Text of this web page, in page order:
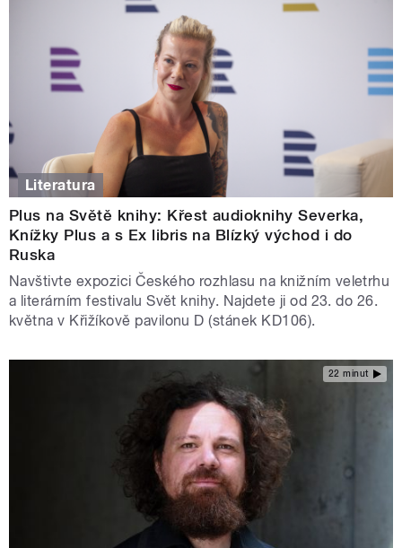
Literatura
Plus na Světě knihy: Křest audioknihy Severka,
Knížky Plus a s Ex libris na Blízký východ i do
Ruska
Navštivte expozici Českého rozhlasu na knižním veletrhu
a literárním festivalu Svět knihy. Najdete ji od 23. do 26.
května v Křižíkově pavilonu D (stánek KD106).
22 minut